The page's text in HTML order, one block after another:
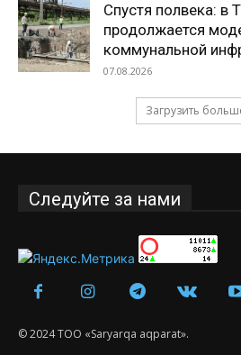
Спустя полвека: в
продолжается
коммунальной
07.08.2026
Загрузить
Следуйте за нами
© 2024 ТОО «Saryarqa aqparat».